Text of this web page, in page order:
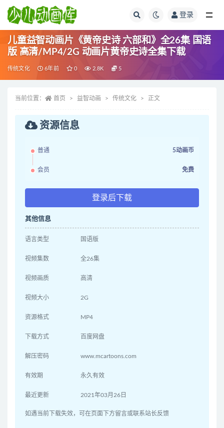
登录
儿童益智动画片《黄帝史诗 六部和》全26集 国语
版 高清/MP4/2G 动画片黄帝史诗全集下载
传统文化 6年前 0 2.8K 5
当前位置： 首页 益智动画 传统文化 正文
资源信息
普通 5动画币
会员 免费
登录后下载
其他信息
语言类型 国语版
视频集数 全26集
视频画质 高清
视频大小 2G
资源格式 MP4
下载方式 百度网盘
解压密码 www.mcartoons.com
有效期 永久有效
最近更新 2021年03月26日
如遇当前下载失效，可在页面下方留言或联系站长反馈